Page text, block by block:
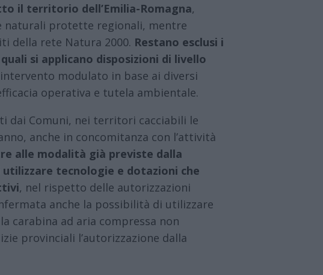
il territorio dell’Emilia-Romagna,
naturali protette regionali, mentre
della rete Natura 2000. Restano esclusi i
si applicano disposizioni di livello
modulato in base ai diversi
operativa e tutela ambientale.
dai Comuni, nei territori cacciabili le
anche in concomitanza con l’attività
alle modalità già previste dalla
tecnologie e dotazioni che
, nel rispetto delle autorizzazioni
anche la possibilità di utilizzare
carabina ad aria compressa non
provinciali l’autorizzazione dalla